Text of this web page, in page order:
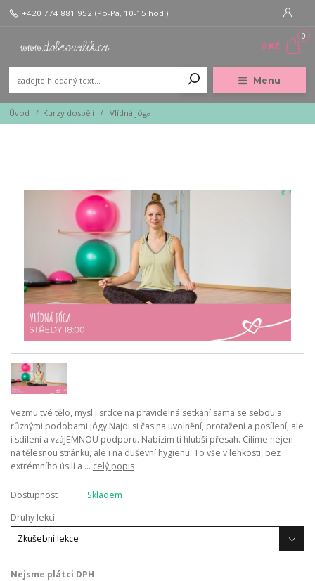
Menu
+420 774 881 952 (Po-Pá, 10-15 hod.)
0
0 Kč
Úvod Kurzy dospělí Vlídná jóga
Vezmu tvé tělo, mysl i srdce na pravidelná setkání sama se sebou a
různými podobami jógy.Najdi si čas na uvolnění, protažení a posílení, ale
i sdílení a vzáJEMNOU podporu. Nabízím ti hlubší přesah. Cílíme nejen
na tělesnou stránku, ale i na duševní hygienu. To vše v lehkosti, bez
extrémního úsilí a ... celý popis
Dostupnost
Skladem
Druhy lekcí
Nejsme plátci DPH